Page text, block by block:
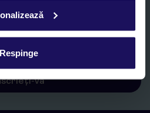
Respinge
datelor mele personale de către TUI
prelucrarea datelor cu caracter
de comunicare (e-mail),
vă